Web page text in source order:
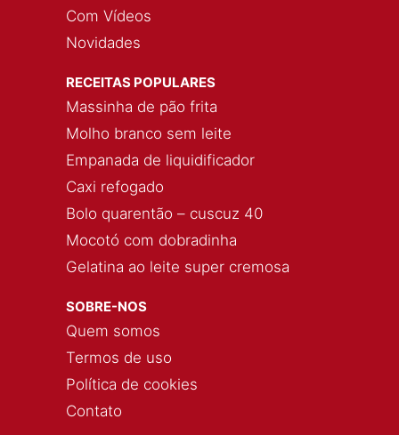
Com Vídeos
Novidades
RECEITAS POPULARES
Massinha de pão frita
Molho branco sem leite
Empanada de liquidificador
Caxi refogado
Bolo quarentão – cuscuz 40
Mocotó com dobradinha
Gelatina ao leite super cremosa
SOBRE-NOS
Quem somos
Termos de uso
Política de cookies
Contato